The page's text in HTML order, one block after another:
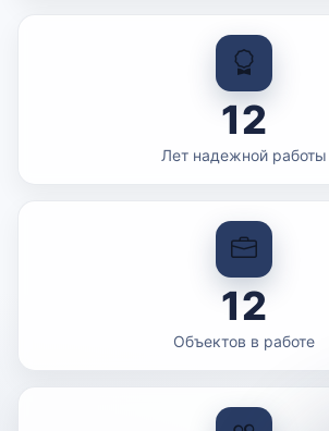
12
Лет надежной работы
12
Объектов в работе